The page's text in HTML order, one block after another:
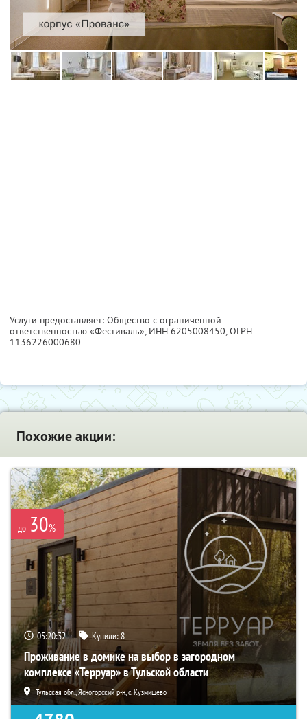
Услуги предоставляет: Общество с ограниченной
ответственностью «Фестиваль», ИНН 6205008450, ОГРН
1136226000680
Похожие акции:
до 30%
05:20:30 Купили:8
Проживание в домике на выбор в загородном
комплексе «Терруар» в Тульской области
Тульская обл., Ясногорский р-н, с. Кузмищево